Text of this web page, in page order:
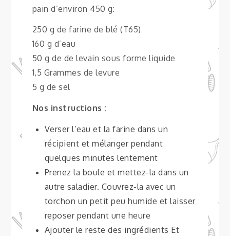
pain d’environ 450 g:
250 g de farine de blé (T65)
160 g d’eau
50 g de de levain sous forme liquide
1,5 Grammes de levure
5 g de sel
Nos instructions :
Verser l’eau et la farine dans un
récipient et mélanger pendant
quelques minutes lentement
Prenez la boule et mettez-la dans un
autre saladier. Couvrez-la avec un
torchon un petit peu humide et laisser
reposer pendant une heure
Ajouter le reste des ingrédients Et